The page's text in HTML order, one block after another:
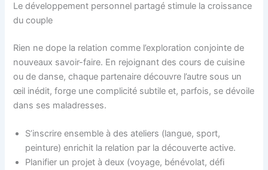
Le développement personnel partagé stimule la croissance
du couple
Rien ne dope la relation comme l’exploration conjointe de
nouveaux savoir-faire. En rejoignant des cours de cuisine
ou de danse, chaque partenaire découvre l’autre sous un
œil inédit, forge une complicité subtile et, parfois, se dévoile
dans ses maladresses.
S’inscrire ensemble à des ateliers (langue, sport,
peinture) enrichit la relation par la découverte active.
Planifier un projet à deux (voyage, bénévolat, défi